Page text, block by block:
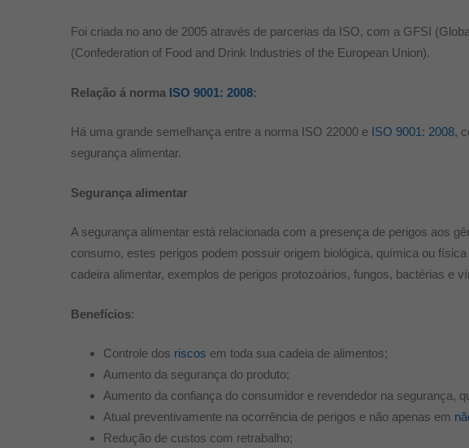
Foi criada no ano de 2005 através de parcerias da ISO, com a GFSI
(Confederation of Food and Drink Industries of the European Union).
Relação á norma ISO 9001: 2008:
Há uma grande semelhança entre a norma ISO 22000 e ISO 9001: 2008,
segurança alimentar.
Segurança alimentar
A segurança alimentar está relacionada com a presença de perigos aos
consumo, estes perigos podem possuir origem biológica, química ou
cadeira alimentar, exemplos de perigos protozoários, fungos, bactérias e
Benefícios:
Controle dos riscos em toda sua cadeia de alimentos;
Aumento da segurança do produto;
Aumento da confiança do consumidor e revendedor na segurança,
Atual preventivamente na ocorrência de perigos e não apenas em
Redução de custos com retrabalho;